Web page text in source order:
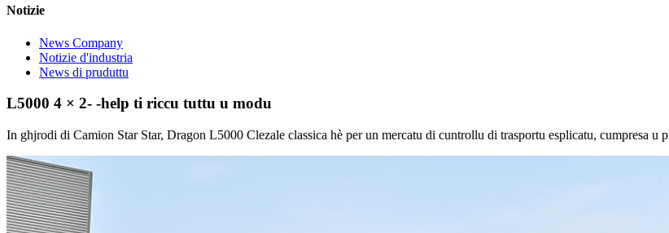
Notizie
News Company
Notizie d'industria
News di pruduttu
L5000 4 × 2- -help ti riccu tuttu u modu
In ghjrodi di Camion Star Star, Dragon L5000 Clezale classica hè per un mercatu di cuntrollu di trasportu esplicatu, cumpresa u